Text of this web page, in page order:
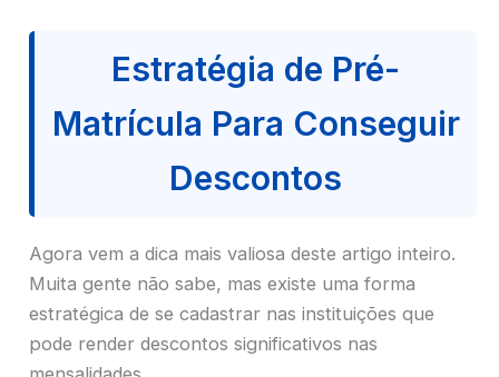
Estratégia de Pré-
Matrícula Para Conseguir
Descontos
Agora vem a dica mais valiosa deste artigo inteiro.
Muita gente não sabe, mas existe uma forma
estratégica de se cadastrar nas instituições que
pode render descontos significativos nas